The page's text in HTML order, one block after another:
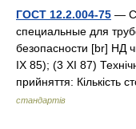
ГОСТ 12.2.004-75 —
специальные для
безопасности [br] НД
IX 85); (3 XI 87)
прийняття: Кількість
стандартів